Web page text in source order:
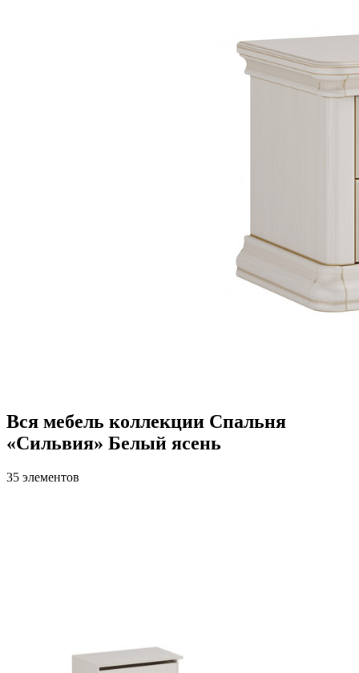
Вся мебель коллекции Спальня
«Сильвия» Белый ясень
35 элементов